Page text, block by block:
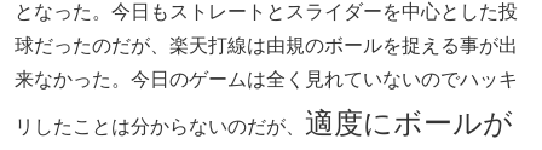
となった。今日もストレートとスライダーを中心とした投
球だったのだが、楽天打線は由規のボールを捉える事が出
来なかった。今日のゲームは全く見れていないのでハッキ
リしたことは分からないのだが、 適度にボールが